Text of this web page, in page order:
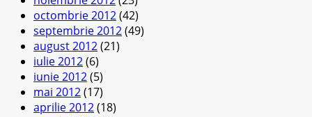
octombrie 2012(42)
septembrie 2012(49)
august 2012(21)
iulie 2012(6)
iunie 2012(5)
mai 2012(17)
aprilie 2012(18)